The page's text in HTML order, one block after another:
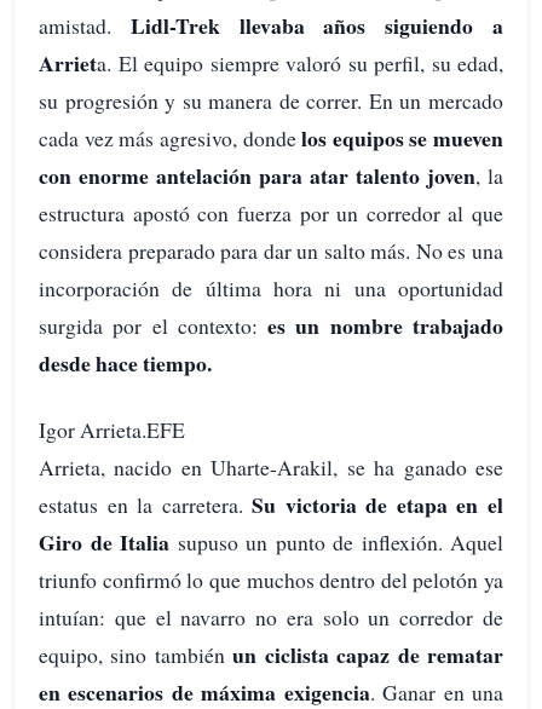
amistad. Lidl-Trek llevaba años siguiendo a
Arrieta. El equipo siempre valoró su perfil, su edad,
su progresión y su manera de correr. En un mercado
cada vez más agresivo, dondelos equipos se mueven
con enorme antelación para atar talento joven, la
estructura apostó con fuerza por un corredor al que
considera preparado para dar un salto más. No es una
incorporación de última hora ni una oportunidad
surgida por el contexto:es un nombre trabajado
desde hace tiempo.
Igor Arrieta.EFE
Arrieta, nacido en Uharte-Arakil, se ha ganado ese
estatus en la carretera.Su victoria de etapa en el
Giro de Italia supuso un punto de inflexión. Aquel
triunfo confirmó lo que muchos dentro del pelotón ya
intuían: que el navarro no era solo un corredor de
equipo, sino tambiénun ciclista capaz de rematar
en escenarios de máxima exigencia. Ganar en una